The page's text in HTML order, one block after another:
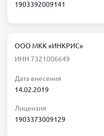
1903392009141
ООО МКК «ИНКРИС»
ИНН 7321006649
Дата внесения
14.02.2019
Лицензия
1903373009129